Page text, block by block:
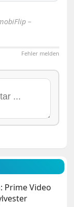
–
Fehler melden
Prime Video